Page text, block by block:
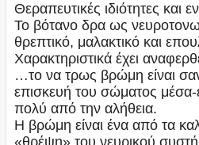
Θεραπευτικές ιδιότητες και
Το βότανο δρα ως
θρεπτικό, μαλακτικό και
Χαρακτηριστικά έχει
…το να τρως βρώμη είναι
επισκευή του σώματος
πολύ από την αλήθεια.
Η βρώμη είναι ένα από τα